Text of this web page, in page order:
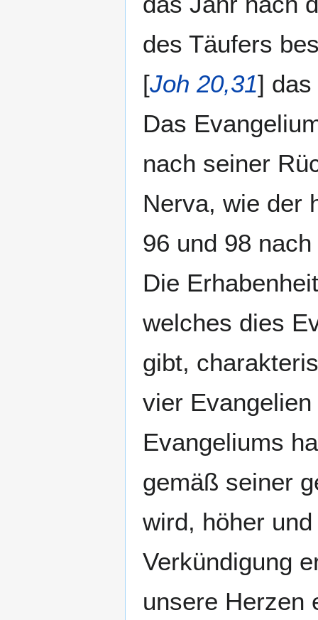
des Täufers
[Joh 20,31] das
Das
nach seiner
Nerva, wie der
96 und 98
Die
welches dies
gibt,
vier
Evangeliums
gemäß seiner
wird, höher
Verkündigung
unsere Herzen